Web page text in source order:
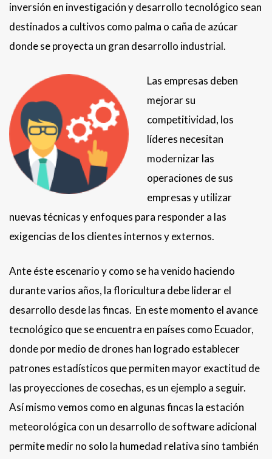
inversión en investigación y desarrollo tecnológico sean
destinados a cultivos como palma o caña de azúcar
donde se proyecta un gran desarrollo industrial.
Las empresas deben
mejorar su
competitividad, los
líderes necesitan
modernizar las
operaciones de sus
empresas y utilizar
nuevas técnicas y enfoques para responder a las
exigencias de los clientes internos y externos.
Ante éste escenario y como se ha venido haciendo
durante varios años, la floricultura debe liderar el
desarrollo desde las fincas. En este momento el avance
tecnológico que se encuentra en países como Ecuador,
donde por medio de drones han logrado establecer
patrones estadísticos que permiten mayor exactitud de
las proyecciones de cosechas, es un ejemplo a seguir.
Así mismo vemos como en algunas fincas la estación
meteorológica con un desarrollo de software adicional
permite medir no solo la humedad relativa sino también